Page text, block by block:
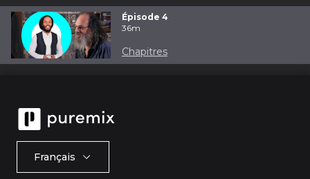
Épisode 4
36m
Chapitres
Français